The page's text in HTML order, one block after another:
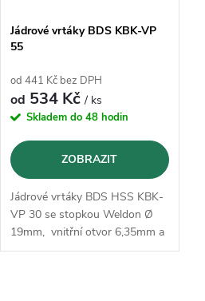
p
r
o
d
u
k
s
p
r
o
d
u
k
Jádrové vrtáky BDS KBK-VP
55
od 441 Kč bez DPH
od 534 Kč/ ks
Skladem do 48 hodin
ZOBRAZIT
Jádrové vrtáky BDS HSS KBK-
VP 30 se stopkou Weldon Ø
19mm, vnitřní otvor 6,35mm a
délkou 55mm